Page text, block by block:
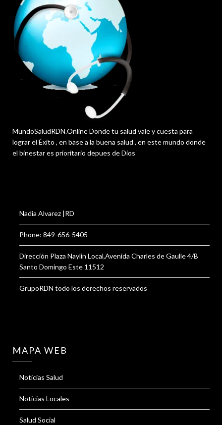
MundoSaludRDN.Online Donde tu salud vale y cuesta para
lograr el Éxito , en base a la buena salud , en este mundo donde
el binestar es prioritario depues de Dios
Nadia Alvarez |RD
Phone: 849-656-5405
Dirección Plaza Naylin Local,Avenida Charles de Gaulle 4/B
Santo Domingo Este 11512
GrupoRDN todo los derechos reservados
MAPA WEB
Noticias Salud
Noticias Locales
Salud Social